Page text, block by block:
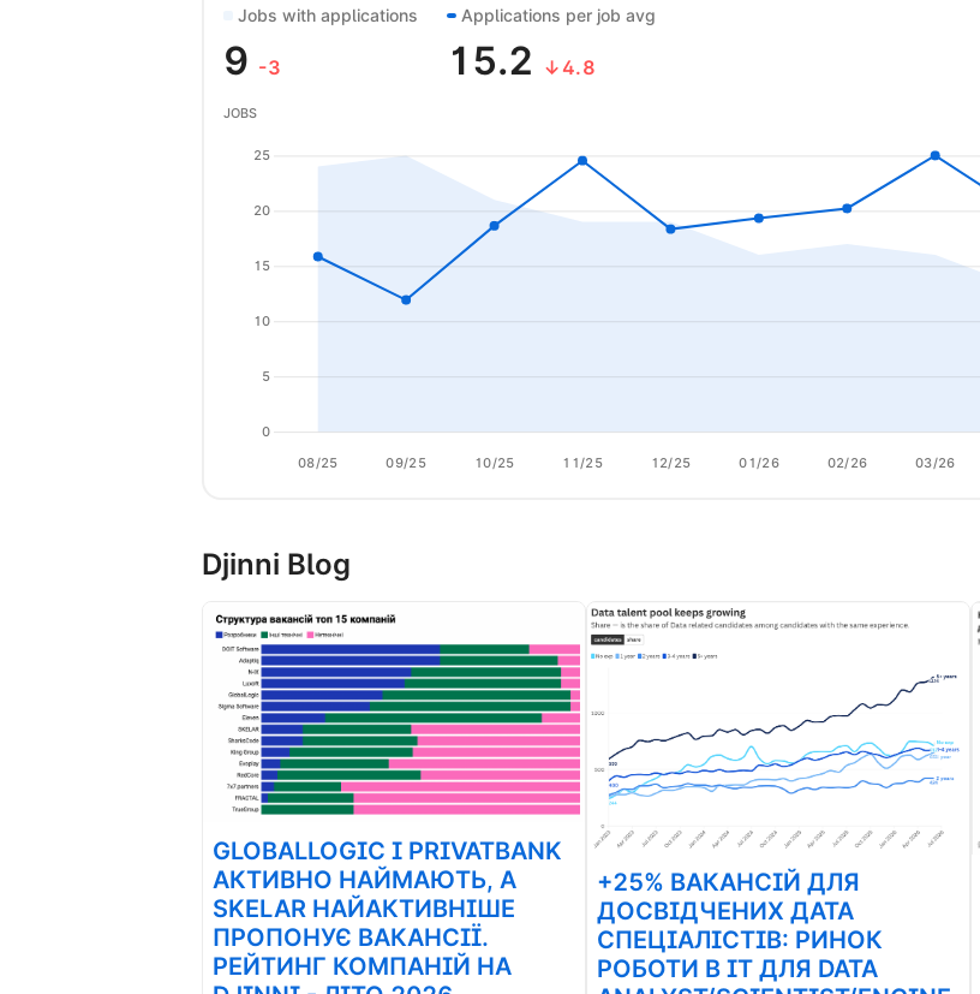
Jobs with applications
9 -3
Applications per job avg
15.2 ↓4.8
08/25 09/25 10/25 11/25 12/25 01/26 02/26 03/26
0
5
10
15
20
25
JOBS
Djinni Blog
GLOBALLOGIC І PRIVATBANK
АКТИВНО НАЙМАЮТЬ, А
SKELAR НАЙАКТИВНІШЕ
ПРОПОНУЄ ВАКАНСІЇ.
РЕЙТИНГ КОМПАНІЙ НА
+25% ВАКАНСІЙ ДЛЯ
ДОСВІДЧЕНИХ ДАТА
СПЕЦІАЛІСТІВ: РИНОК
РОБОТИ В ІТ ДЛЯ DATA